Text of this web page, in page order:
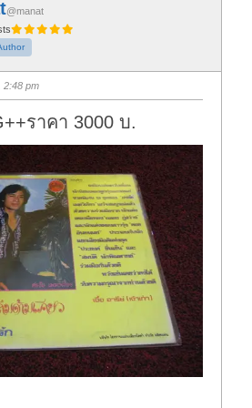
@manat
2:48 pm
ราคา 3000 บ.